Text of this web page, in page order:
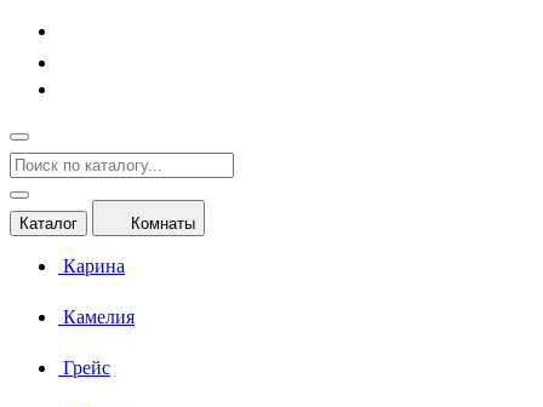
Каталог Комнаты
Карина
Камелия
Грейс